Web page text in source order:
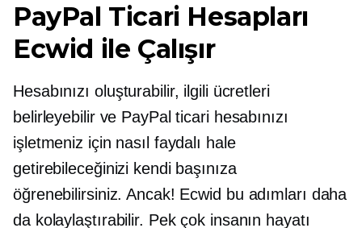
PayPal Ticari Hesapları
Ecwid ile Çalışır
Hesabınızı oluşturabilir, ilgili ücretleri
belirleyebilir ve PayPal ticari hesabınızı
işletmeniz için nasıl faydalı hale
getirebileceğinizi kendi başınıza
öğrenebilirsiniz. Ancak! Ecwid bu adımları daha
da kolaylaştırabilir. Pek çok insanın hayatı